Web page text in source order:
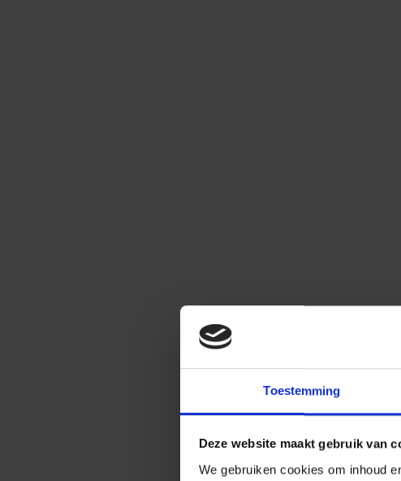
Toestemming
Deze website maakt gebruik van
We gebruiken cookies om inhoud